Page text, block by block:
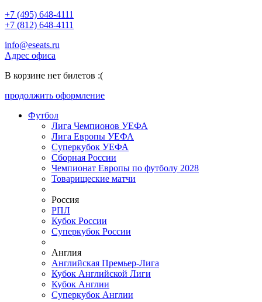
+7 (495) 648-4111
+7 (812) 648-4111
info@eseats.ru
Адрес офиса
В корзине нет билетов :(
продолжить оформление
Футбол
Лига Чемпионов УЕФА
Лига Европы УЕФА
Суперкубок УЕФА
Сборная России
Чемпионат Европы по футболу 2028
Товарищеские матчи
Россия
РПЛ
Кубок России
Суперкубок России
Англия
Английская Премьер-Лига
Кубок Английской Лиги
Кубок Англии
Суперкубок Англии